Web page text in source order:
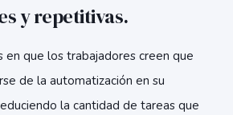
y repetitivas.
en que los trabajadores creen que
de la automatización en su
la cantidad de tareas que